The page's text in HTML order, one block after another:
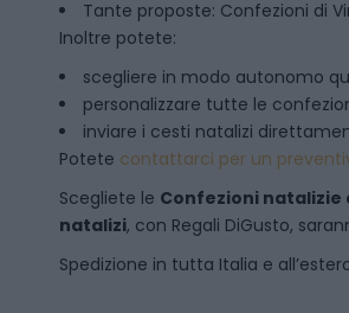
Tante proposte: Confezioni di
Inoltre potete:
scegliere in modo autonomo
personalizzare tutte le
inviare i cesti natalizi
Potete contattarci per un
Scegliete le Confezioni natalizie
natalizi, con Regali DiGusto,
Spedizione in tutta Italia e